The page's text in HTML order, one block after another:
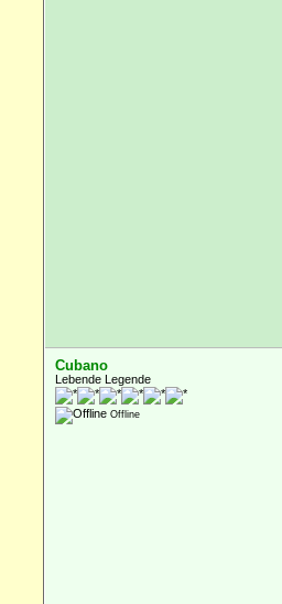
Cubano
Lebende Legende
Offline